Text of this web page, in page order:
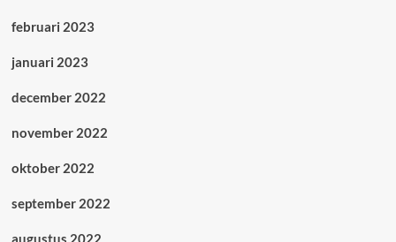
februari 2023
januari 2023
december 2022
november 2022
oktober 2022
september 2022
augustus 2022